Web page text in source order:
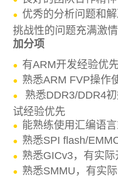
优秀的分析问题和
挑战性的问题充满激情
加分项
有ARM开发经验优先
熟悉ARM FVP操作
熟悉DDR3/DDR4
试经验优先
能熟练使用汇编语
熟悉SPI flash/
熟悉GICv3，有实
熟悉SMMU，有实